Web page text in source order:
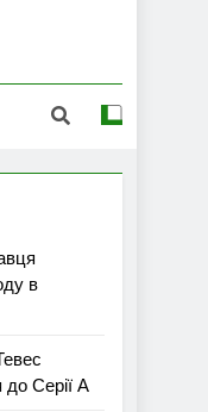
в
Серії А